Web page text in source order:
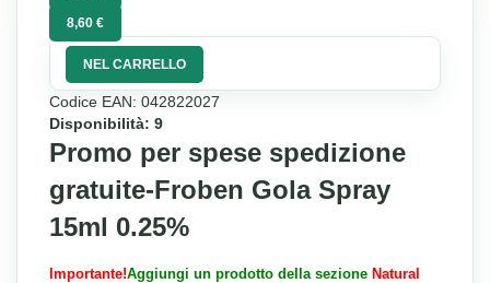
8,60 €
NEL CARRELLO
Codice EAN: 042822027
Disponibilità: 9
Promo per spese spedizione
gratuite-Froben Gola Spray
15ml 0.25%
Importante!Aggiungi un prodotto della sezione Natural